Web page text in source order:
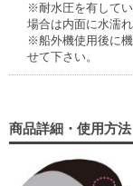
※耐水圧を有して
場合は内面に水濡れ
※船外機使用後に
せて下さい。
商品詳細・使用方法